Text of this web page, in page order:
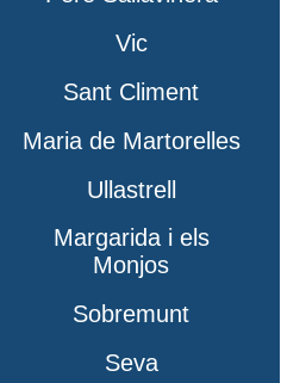
Vic
Sant Climent
Maria de Martorelles
Ullastrell
Margarida i els
Monjos
Sobremunt
Seva